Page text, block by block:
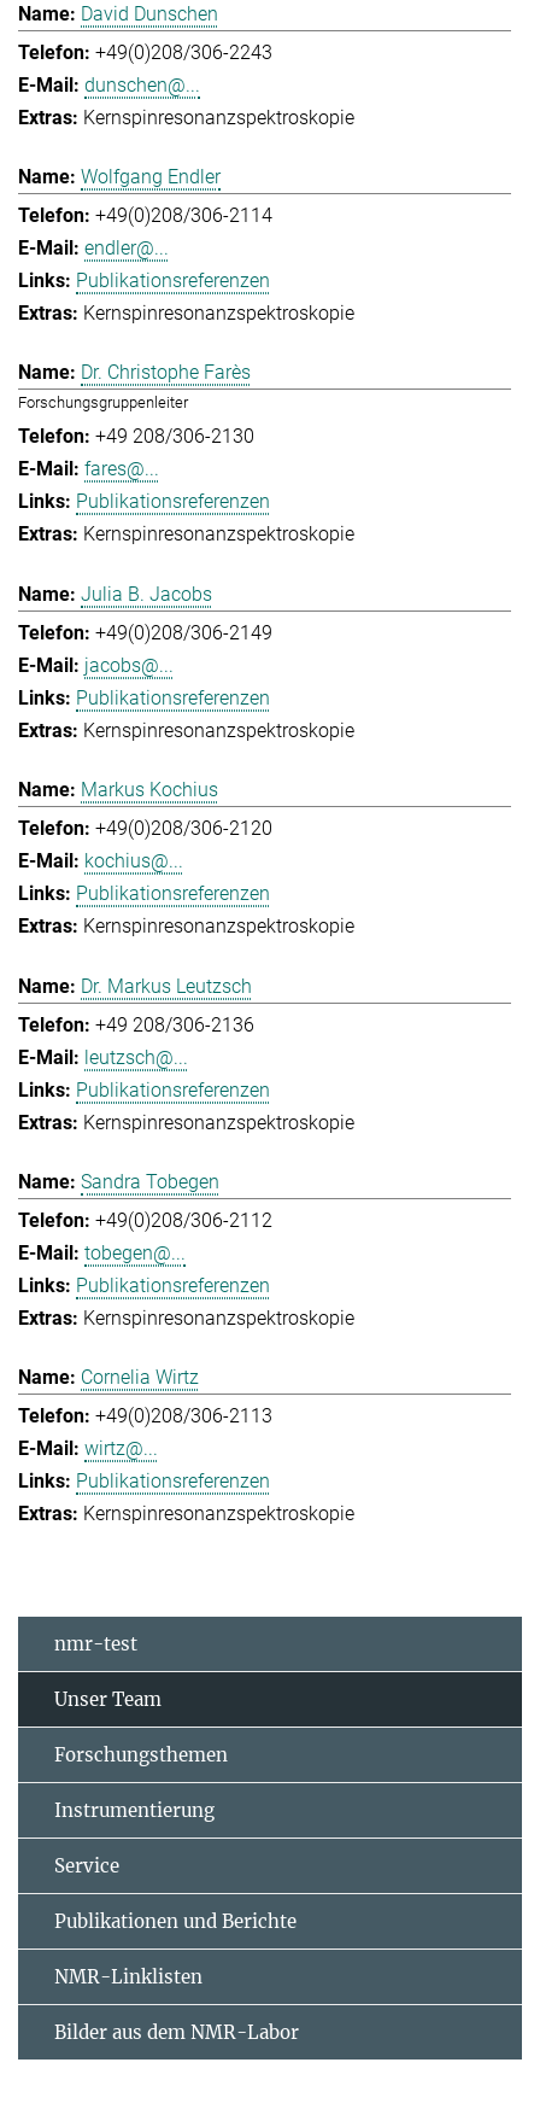
David Dunschen
+49(0)208/306-2243
dunschen@...
Kernspinresonanzspektroskopie
Wolfgang Endler
+49(0)208/306-2114
endler@...
Publikationsreferenzen
Kernspinresonanzspektroskopie
Dr. Christophe Farès
Forschungsgruppenleiter
+49 208/306-2130
fares@...
Publikationsreferenzen
Kernspinresonanzspektroskopie
Julia B. Jacobs
+49(0)208/306-2149
jacobs@...
Publikationsreferenzen
Kernspinresonanzspektroskopie
Markus Kochius
+49(0)208/306-2120
kochius@...
Publikationsreferenzen
Kernspinresonanzspektroskopie
Dr. Markus Leutzsch
+49 208/306-2136
leutzsch@...
Publikationsreferenzen
Kernspinresonanzspektroskopie
Sandra Tobegen
+49(0)208/306-2112
tobegen@...
Publikationsreferenzen
Kernspinresonanzspektroskopie
Cornelia Wirtz
+49(0)208/306-2113
wirtz@...
Publikationsreferenzen
Kernspinresonanzspektroskopie
nmr-test
Unser Team
Forschungsthemen
Instrumentierung
Service
Publikationen und Berichte
NMR-Linklisten
Bilder aus dem NMR-Labor